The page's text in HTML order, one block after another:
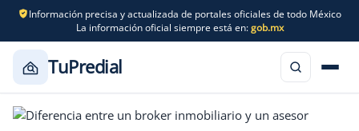
Información precisa y actualizada de portales oficiales de todo México
La información oficial siempre está en: gob.mx
TuPredial
Saltar